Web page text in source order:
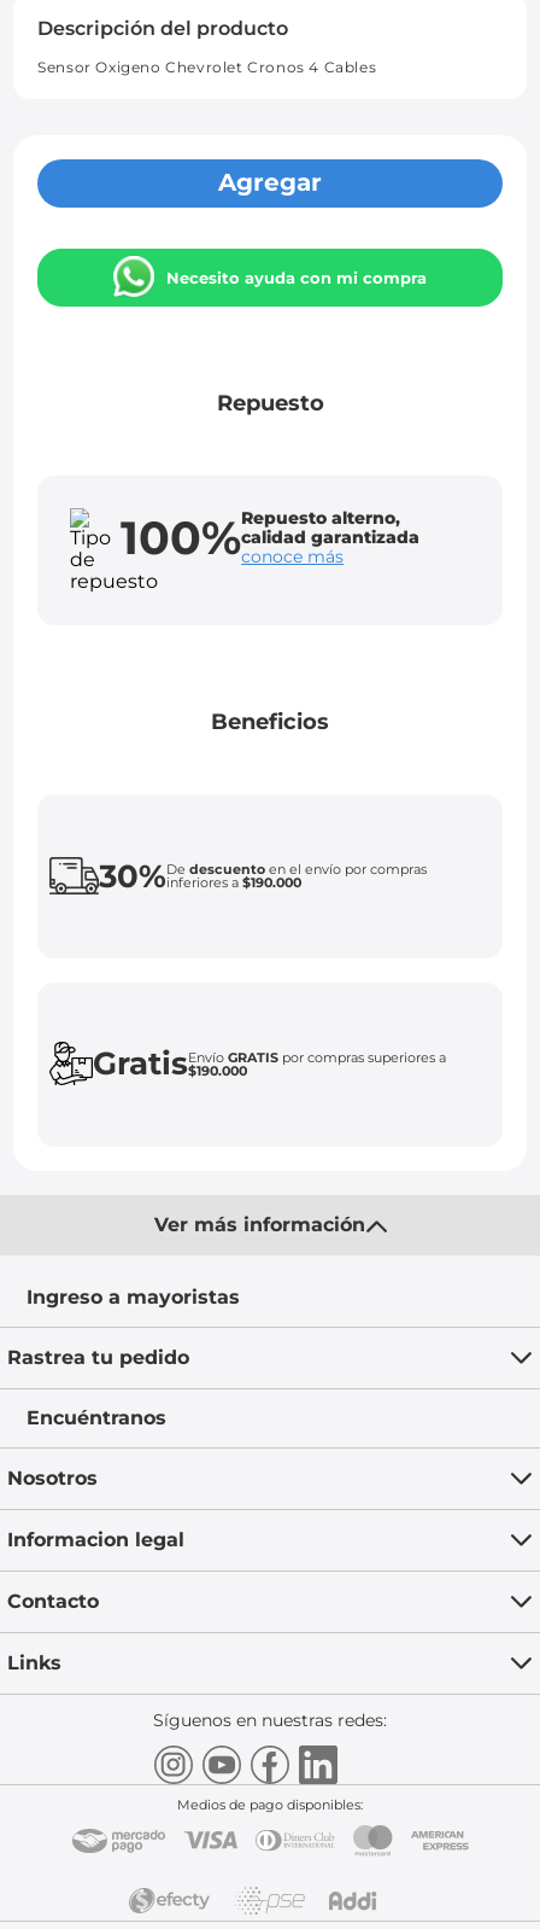
Descripción del producto
Sensor Oxigeno Chevrolet Cronos 4 Cables
Agregar
Necesito ayuda con mi compra
Repuesto
100%Repuesto alterno,
calidad garantizada
conoce más
Beneficios
30%Dedescuento en el envío por compras
inferiores a$190.000
GratisEnvíoGRATIS por compras superiores a
$190.000
Ver más información
Ingreso a mayoristas
Rastrea tu pedido
Encuéntranos
Nosotros
Informacion legal
Contacto
Links
Síguenos en nuestras redes:
Medios de pago disponibles: